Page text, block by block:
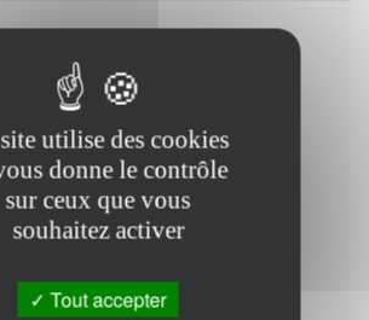
République
Picardie
:
utilise des cookies
donne le contrôle
sur ceux que vous
souhaitez activer
Tout accepter